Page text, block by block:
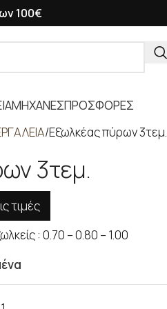
100€
ΜΗΧΑΝΕΣΠΡΟΣΦΟΡΕΣ
Εξωλκέας πύρων 3τεμ.
3τεμ.
τιμές
: 0.70 – 0.80 – 1.00